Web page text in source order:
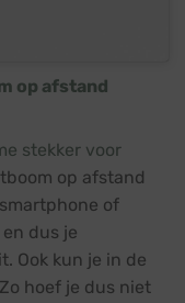
op afstand
stekker voor
op afstand
of
dus je
Ook kun je in de
hoef je dus niet